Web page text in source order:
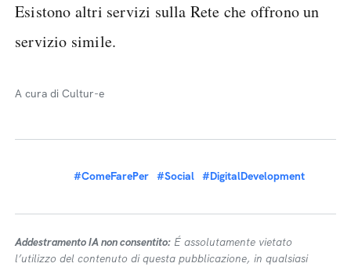
Esistono altri servizi sulla Rete che offrono un
servizio simile.
A cura di Cultur-e
#ComeFarePer #Social #DigitalDevelopment
Addestramento IA non consentito: É assolutamente vietato
l’utilizzo del contenuto di questa pubblicazione, in qualsiasi